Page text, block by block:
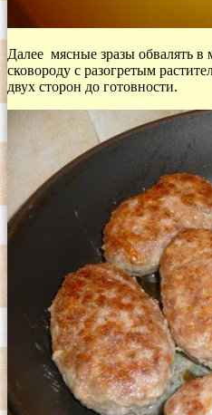
Далее мясные зразы обвалять
сковороду с разогретым
двух сторон до готовности.